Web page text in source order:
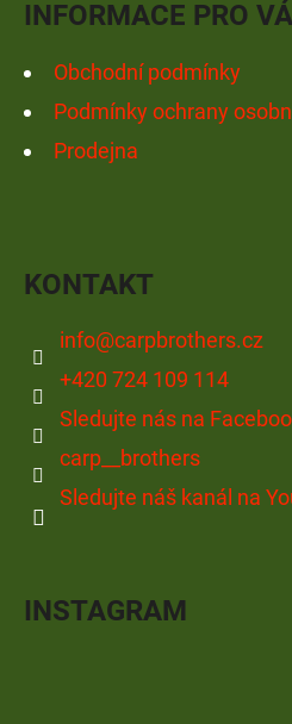
INFORMACE PRO
Obchodní podmínky
Podmínky ochrany
Prodejna
KONTAKT
info@carpbrothers.cz
+420 724 109 114
Sledujte nás na
carp__brothers
Sledujte náš kanál na
INSTAGRAM